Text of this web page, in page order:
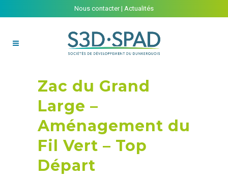
Nous contacter| Actualités
Zac du Grand
Large –
Aménagement du
Fil Vert – Top
Départ